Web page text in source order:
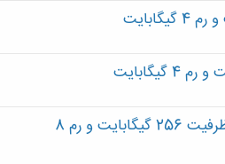
گوشی موبایل شیائومی مدل Poco X4 Pro 5G 2201116PG دو سیم کارت ظرفیت 256 گیگابایت و رم 8